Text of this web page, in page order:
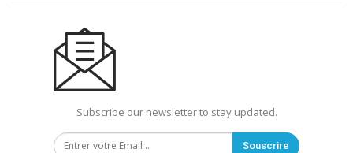
Subscribe our newsletter to stay updated.
Souscrire